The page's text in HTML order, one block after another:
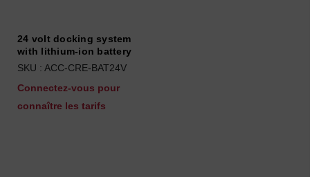
24 volt docking system
with lithium-ion battery
SKU : ACC-CRE-BAT24V
Connectez-vous pour
connaître les tarifs